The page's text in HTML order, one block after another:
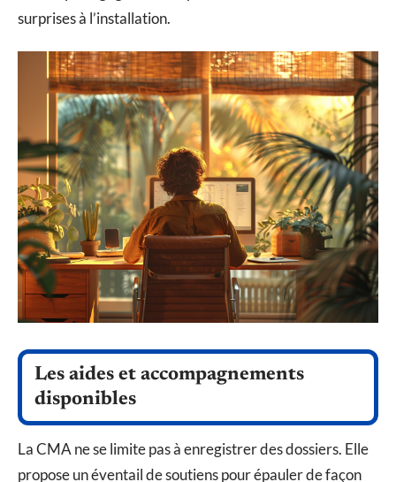
surprises à l’installation.
Les aides et accompagnements
disponibles
La CMA ne se limite pas à enregistrer des dossiers. Elle
propose un éventail de soutiens pour épauler de façon